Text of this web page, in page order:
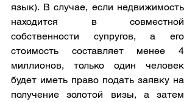
язык). В случае, если недвижимость
находится в совместной
собственности супругов, а его
стоимость составляет менее 4
миллионов, только один человек
будет иметь право подать заявку на
получение золотой визы, а затем